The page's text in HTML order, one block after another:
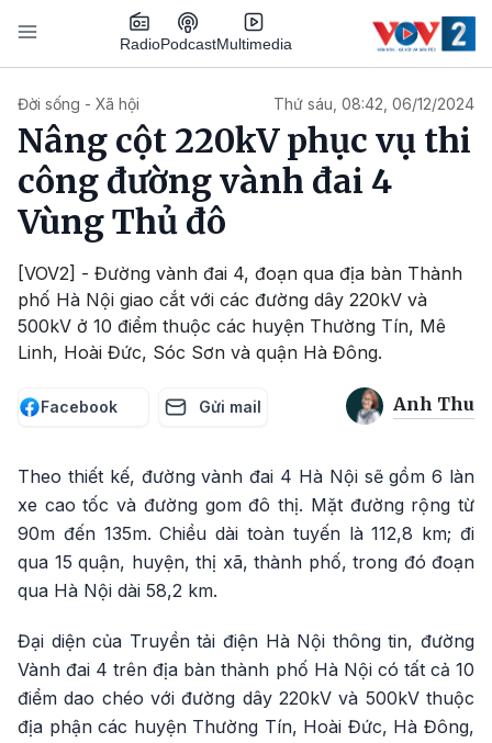
Nhảy đến nội dung
RadioPodcastMultimedia
Đời sống - Xã hội Thứ sáu, 08:42, 06/12/2024
Nâng cột 220kV phục vụ thi
công đường vành đai 4
Vùng Thủ đô
[VOV2] - Đường vành đai 4, đoạn qua địa bàn Thành
phố Hà Nội giao cắt với các đường dây 220kV và
500kV ở 10 điểm thuộc các huyện Thường Tín, Mê
Linh, Hoài Đức, Sóc Sơn và quận Hà Đông.
Facebook Gửi mail Anh Thu
Theo thiết kế, đường vành đai 4 Hà Nội sẽ gồm 6 làn
xe cao tốc và đường gom đô thị. Mặt đường rộng từ
90m đến 135m. Chiều dài toàn tuyến là 112,8 km; đi
qua 15 quận, huyện, thị xã, thành phố, trong đó đoạn
qua Hà Nội dài 58,2 km.
Đại diện của Truyền tải điện Hà Nội thông tin, đường
Vành đai 4 trên địa bàn thành phố Hà Nội có tất cả 10
điểm dao chéo với đường dây 220kV và 500kV thuộc
địa phận các huyện Thường Tín, Hoài Đức, Hà Đông,